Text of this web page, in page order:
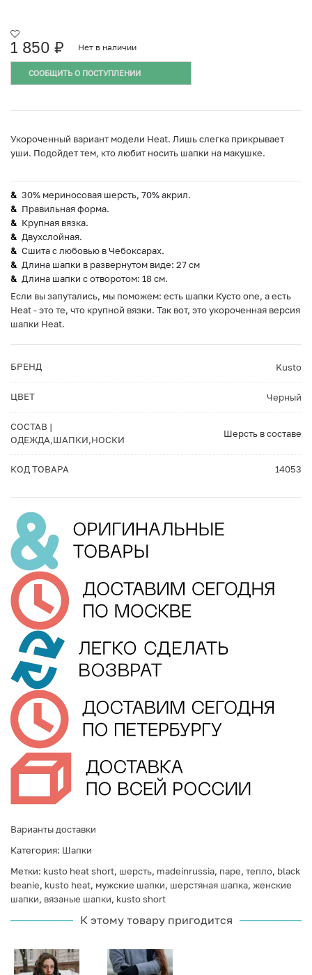
1 850 ₽ Нет в наличии
СООБЩИТЬ О ПОСТУПЛЕНИИ
Укороченный вариант модели Heat. Лишь слегка прикрывает
уши. Подойдет тем, кто любит носить шапки на макушке.
30% мериносовая шерсть, 70% акрил.
Правильная форма.
Крупная вязка.
Двухслойная.
Сшита с любовью в Чебоксарах.
Длина шапки в развернутом виде: 27 см
Длина шапки с отворотом: 18 см.
Если вы запутались, мы поможем: есть шапки Кусто one, а есть
Heat - это те, что крупной вязки. Так вот, это укороченная версия
шапки Heat.
БРЕНД Kusto
ЦВЕТ Черный
СОСТАВ |
ОДЕЖДА,ШАПКИ,НОСКИ
Шерсть в составе
КОД ТОВАРА 14053
Варианты доставки
Категория: Шапки
Метки: kusto heat short, шерсть, madeinrussia, паре, тепло, black
beanie, kusto heat, мужские шапки, шерстяная шапка, женские
шапки, вязаные шапки, kusto short
К этому товару пригодится